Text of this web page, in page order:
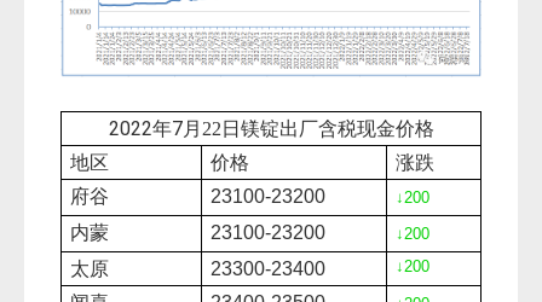
2022年7月22 日镁锭出厂含税现金价格
地区
价格
涨跌
府谷
23100-23200 ↓200
内蒙 23100-23200 ↓200
太原 23300-23400 ↓200